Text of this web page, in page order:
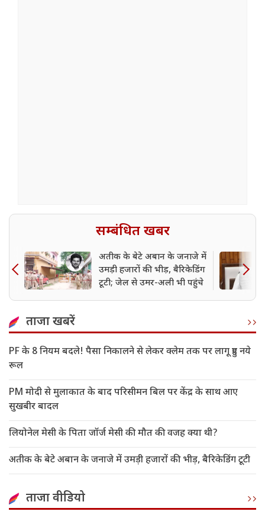
सम्बंधित खबर
अतीक के बेटे अबान के जनाजे में
उमड़ी हजारों की भीड़, बैरिकेडिंग
टूटी; जेल से उमर-अली भी पहुंचे
ताजा खबरें
PF के 8 नियम बदले! पैसा निकालने से लेकर क्लेम तक पर लागू हुए नये
रूल
PM मोदी से मुलाकात के बाद परिसीमन बिल पर केंद्र के साथ आए
सुखबीर बादल
लियोनेल मेसी के पिता जॉर्ज मेसी की मौत की वजह क्या थी?
अतीक के बेटे अबान के जनाजे में उमड़ी हजारों की भीड़, बैरिकेडिंग टूटी
ताजा वीडियो